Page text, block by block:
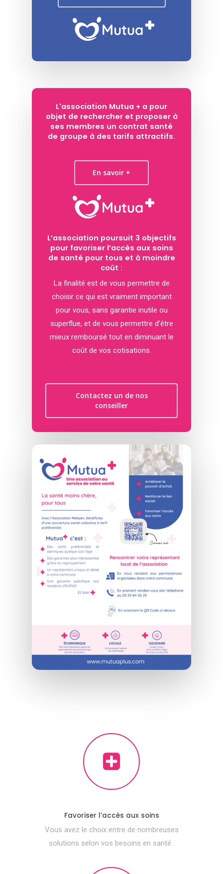
L'association Mutua + a pour
objet de rechercher et proposer à
ses membres un contrat santé
de groupe à des tarifs attractifs.
En savoir +
L’association poursuit 3 objectifs
pour favoriser l’accès aux soins
de santé pour tous et à moindre
coût :
La finalité est de vous permettre de
choisir ce qui est vraiment important
pour vous, sans garantie inutile ou
superflue, et de vous permettre d’être
mieux remboursé tout en diminuant le
coût de vos cotisations.
Contactez un de nos
conseiller
Favoriser l’accès aux soins
Vous avez le choix entre de nombreuses
solutions selon vos besoins en santé .